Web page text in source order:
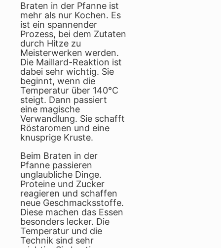
Braten in der Pfanne ist
mehr als nur Kochen. Es
ist ein spannender
Prozess, bei dem Zutaten
durch Hitze zu
Meisterwerken werden.
Die Maillard-Reaktion ist
dabei sehr wichtig. Sie
beginnt, wenn die
Temperatur über 140°C
steigt. Dann passiert
eine magische
Verwandlung. Sie schafft
Röstaromen und eine
knusprige Kruste.
Beim Braten in der
Pfanne passieren
unglaubliche Dinge.
Proteine und Zucker
reagieren und schaffen
neue Geschmacksstoffe.
Diese machen das Essen
besonders lecker. Die
Temperatur und die
Technik sind sehr